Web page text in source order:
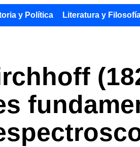
y Política Literatura y